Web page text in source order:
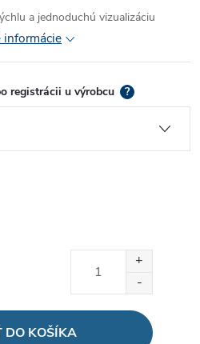
a jednoduchú vizualizáciu
informácie
registrácii u výrobcu ?
DO KOŠÍKA